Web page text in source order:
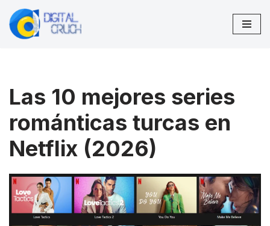
Saltar
Las 10 mejores series
románticas turcas en
Netflix (2026)